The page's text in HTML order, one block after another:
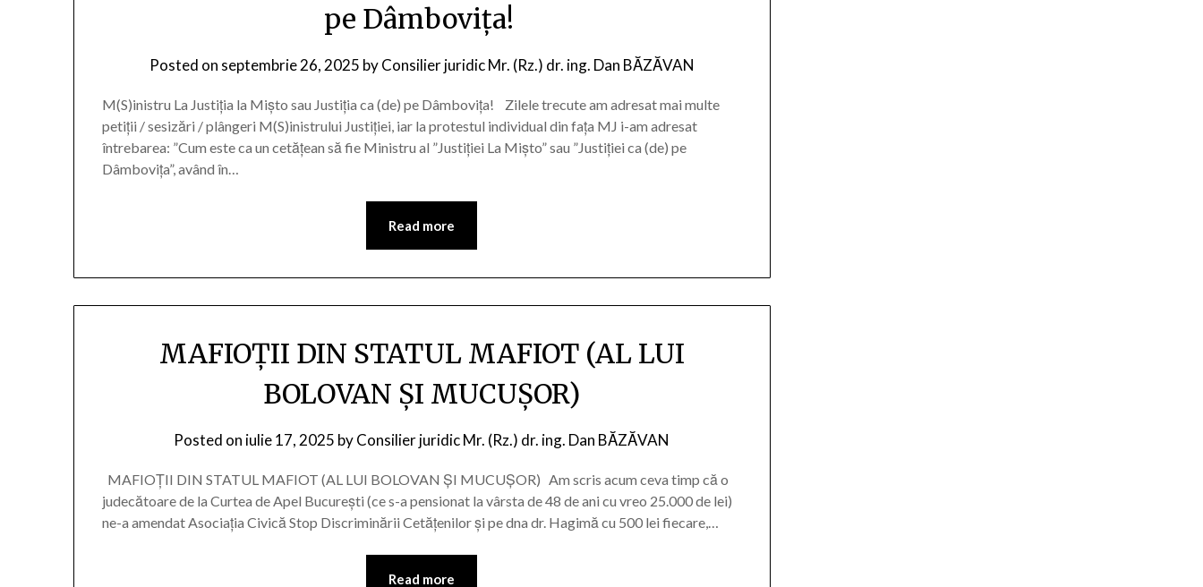
pe Dâmbovița!
Posted on septembrie 26, 2025 byConsilier juridic Mr. (Rz.) dr. ing. Dan BĂZĂVAN
M(S)inistru La Justiția la Mișto sau Justiția ca (de) pe Dâmbovița! Zilele trecute am adresat mai multe
petiții / sesizări / plângeri M(S)inistrului Justiției, iar la protestul individual din fața MJ i-am adresat
întrebarea: ”Cum este ca un cetățean să fie Ministru al ”Justiției La Mișto” sau ”Justiției ca (de) pe
Dâmbovița”, având în…
Read more
MAFIOȚII DIN STATUL MAFIOT (AL LUI
BOLOVAN ȘI MUCUȘOR)
Posted on iulie 17, 2025 byConsilier juridic Mr. (Rz.) dr. ing. Dan BĂZĂVAN
MAFIOȚII DIN STATUL MAFIOT (AL LUI BOLOVAN ȘI MUCUȘOR) Am scris acum ceva timp că o
judecătoare de la Curtea de Apel București (ce s-a pensionat la vârsta de 48 de ani cu vreo 25.000 de lei)
ne-a amendat Asociația Civică Stop Discriminării Cetățenilor și pe dna dr. Hagimă cu 500 lei fiecare,…
Read more